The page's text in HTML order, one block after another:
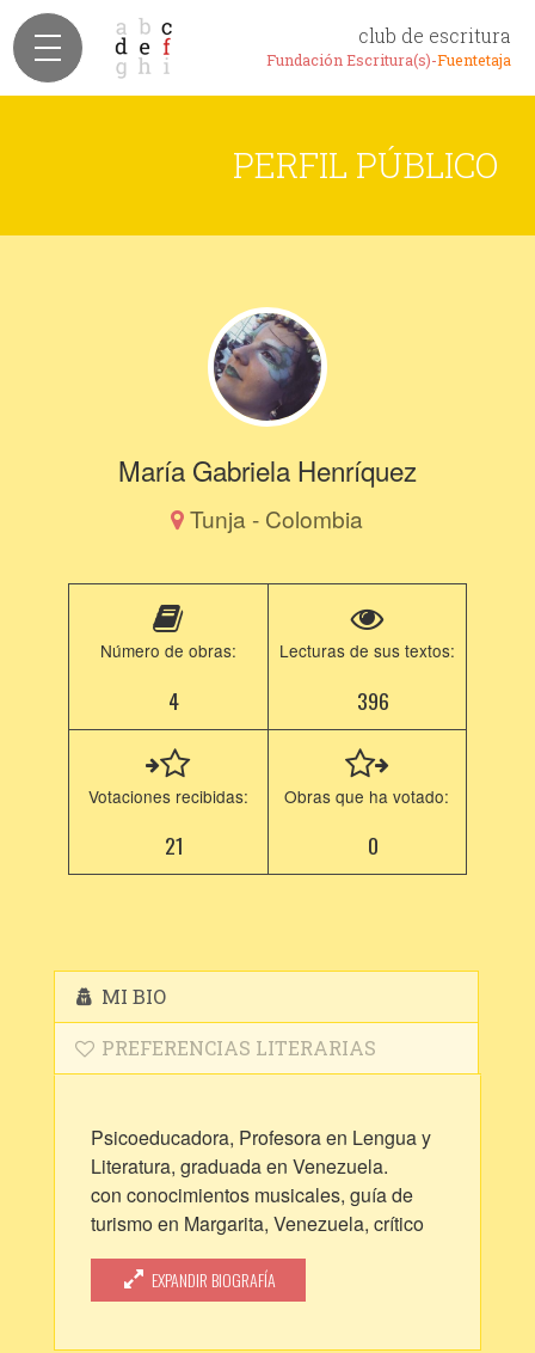
club de escritura
Fundación Escritura(s)-Fuentetaja
PERFIL PÚBLICO
María Gabriela Henríquez
Tunja - Colombia
Número de obras:
4
Lecturas de sus textos:
396
Votaciones recibidas:
21
Obras que ha votado:
0
MI BIO
PREFERENCIAS LITERARIAS
Psicoeducadora, Profesora en Lengua y
Literatura, graduada en Venezuela.
con conocimientos musicales, guía de
turismo en Margarita, Venezuela, crítico
literario.
Actualmente incursionando en las artes
audiovisuales de forma empírica
EXPANDIR BIOGRAFÍA